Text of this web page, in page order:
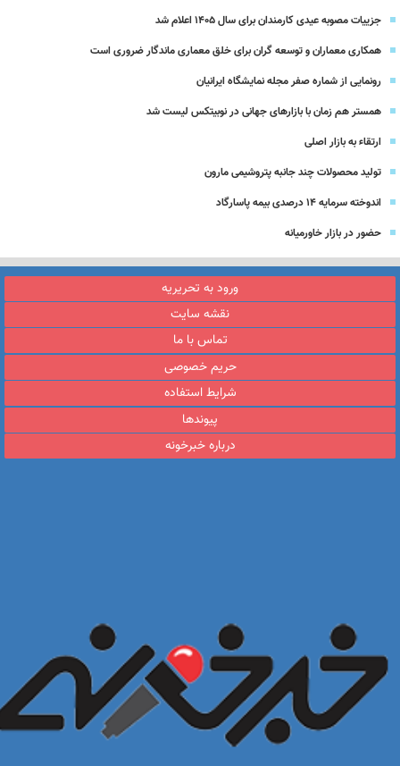
جزییات مصوبه عیدی کارمندان برای سال 1405 اعلام شد
همکاری معماران و توسعه گران برای خلق معماری ماندگار ضروری است
رونمایی از شماره صفر مجله نمایشگاه ایرانیان
همستر هم زمان با بازارهای جهانی در نوبیتکس لیست شد
ارتقاء به بازار اصلی
تولید محصولات چند جانبه پتروشیمی مارون
اندوخته سرمایه 14 درصدی بیمه پاسارگاد
حضور در بازار خاورمیانه
ورود به تحریریه
نقشه سایت
تماس با ما
حریم خصوصی
شرایط استفاده
پیوندها
درباره خبرخونه